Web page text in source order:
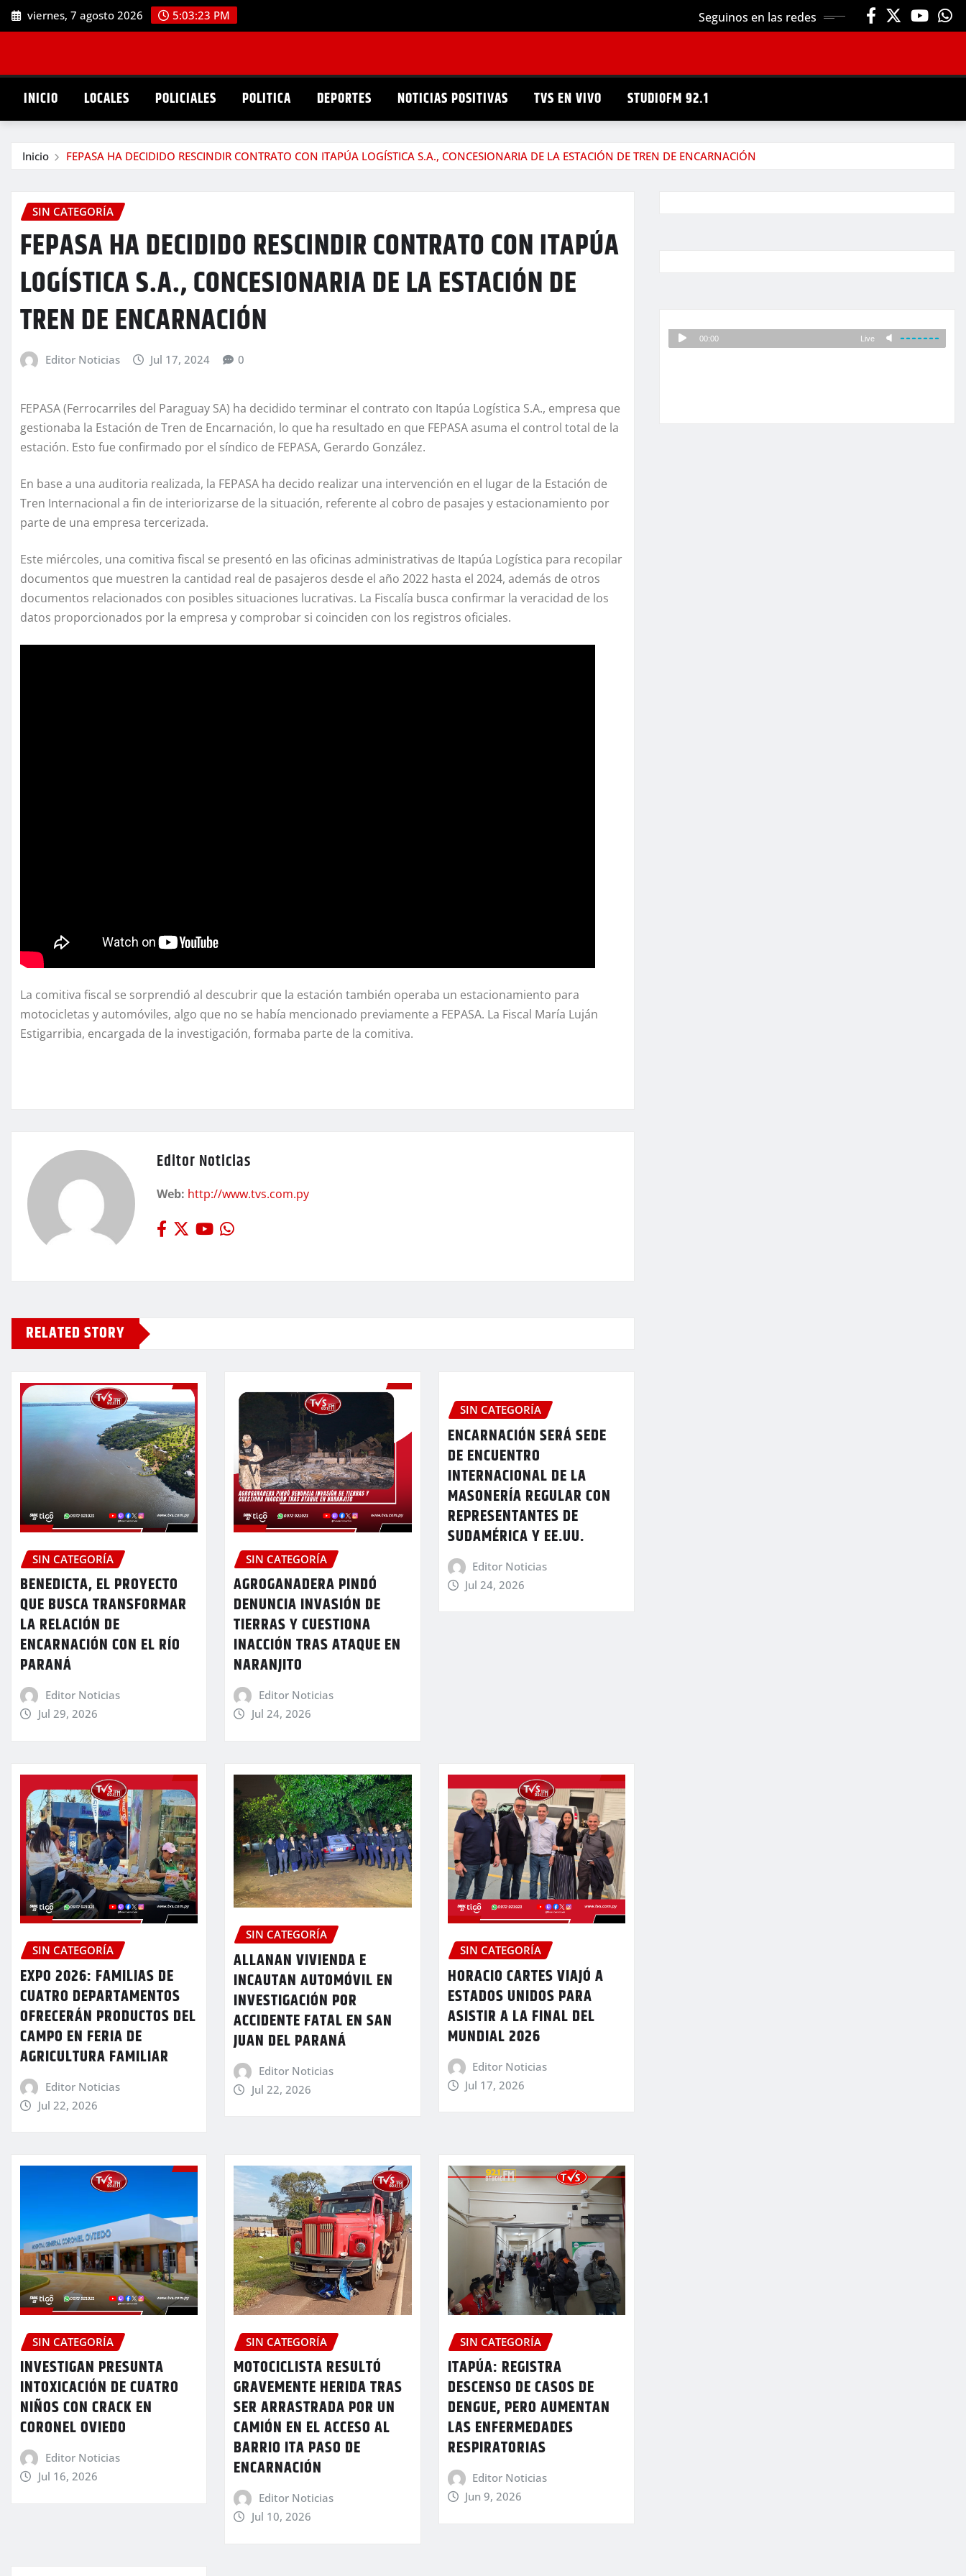
Saltar
al
viernes, 7 agosto 2026 5:03:24 PM Seguinos en las redes
INICIO LOCALES POLICIALES POLITICA DEPORTES NOTICIAS POSITIVAS TVS EN VIVO STUDIOFM 92.1
Inicio FEPASA HA DECIDIDO RESCINDIR CONTRATO CON ITAPÚA LOGÍSTICA S.A., CONCESIONARIA DE LA ESTACIÓN DE TREN DE ENCARNACIÓN
SIN CATEGORÍA
FEPASA HA DECIDIDO RESCINDIR CONTRATO CON ITAPÚA
LOGÍSTICA S.A., CONCESIONARIA DE LA ESTACIÓN DE
TREN DE ENCARNACIÓN
Editor Noticias Jul 17, 2024 0
FEPASA (Ferrocarriles del Paraguay SA) ha decidido terminar el contrato con Itapúa Logística S.A., empresa que
gestionaba la Estación de Tren de Encarnación, lo que ha resultado en que FEPASA asuma el control total de la
estación. Esto fue confirmado por el síndico de FEPASA, Gerardo González.
En base a una auditoria realizada, la FEPASA ha decido realizar una intervención en el lugar de la Estación de
Tren Internacional a fin de interiorizarse de la situación, referente al cobro de pasajes y estacionamiento por
parte de una empresa tercerizada.
Este miércoles, una comitiva fiscal se presentó en las oficinas administrativas de Itapúa Logística para recopilar
documentos que muestren la cantidad real de pasajeros desde el año 2022 hasta el 2024, además de otros
documentos relacionados con posibles situaciones lucrativas. La Fiscalía busca confirmar la veracidad de los
datos proporcionados por la empresa y comprobar si coinciden con los registros oficiales.
La comitiva fiscal se sorprendió al descubrir que la estación también operaba un estacionamiento para
motocicletas y automóviles, algo que no se había mencionado previamente a FEPASA. La Fiscal María Luján
Estigarribia, encargada de la investigación, formaba parte de la comitiva.
Editor Noticias
Web: http://www.tvs.com.py
RELATED STORY
SIN CATEGORÍA
BENEDICTA, EL PROYECTO
QUE BUSCA TRANSFORMAR
LA RELACIÓN DE
ENCARNACIÓN CON EL RÍO
PARANÁ
Editor Noticias
Jul 29, 2026
SIN CATEGORÍA
AGROGANADERA PINDÓ
DENUNCIA INVASIÓN DE
TIERRAS Y CUESTIONA
INACCIÓN TRAS ATAQUE EN
NARANJITO
Editor Noticias
Jul 24, 2026
SIN CATEGORÍA
ENCARNACIÓN SERÁ SEDE
DE ENCUENTRO
INTERNACIONAL DE LA
MASONERÍA REGULAR CON
REPRESENTANTES DE
SUDAMÉRICA Y EE.UU.
Editor Noticias
Jul 24, 2026
SIN CATEGORÍA
EXPO 2026: FAMILIAS DE
CUATRO DEPARTAMENTOS
OFRECERÁN PRODUCTOS DEL
CAMPO EN FERIA DE
AGRICULTURA FAMILIAR
Editor Noticias
Jul 22, 2026
SIN CATEGORÍA
ALLANAN VIVIENDA E
INCAUTAN AUTOMÓVIL EN
INVESTIGACIÓN POR
ACCIDENTE FATAL EN SAN
JUAN DEL PARANÁ
Editor Noticias
Jul 22, 2026
SIN CATEGORÍA
HORACIO CARTES VIAJÓ A
ESTADOS UNIDOS PARA
ASISTIR A LA FINAL DEL
MUNDIAL 2026
Editor Noticias
Jul 17, 2026
SIN CATEGORÍA
INVESTIGAN PRESUNTA
INTOXICACIÓN DE CUATRO
NIÑOS CON CRACK EN
CORONEL OVIEDO
Editor Noticias
Jul 16, 2026
SIN CATEGORÍA
MOTOCICLISTA RESULTÓ
GRAVEMENTE HERIDA TRAS
SER ARRASTRADA POR UN
CAMIÓN EN EL ACCESO AL
BARRIO ITA PASO DE
ENCARNACIÓN
Editor Noticias
Jul 10, 2026
SIN CATEGORÍA
ITAPÚA: REGISTRA
DESCENSO DE CASOS DE
DENGUE, PERO AUMENTAN
LAS ENFERMEDADES
RESPIRATORIAS
Editor Noticias
Jun 9, 2026